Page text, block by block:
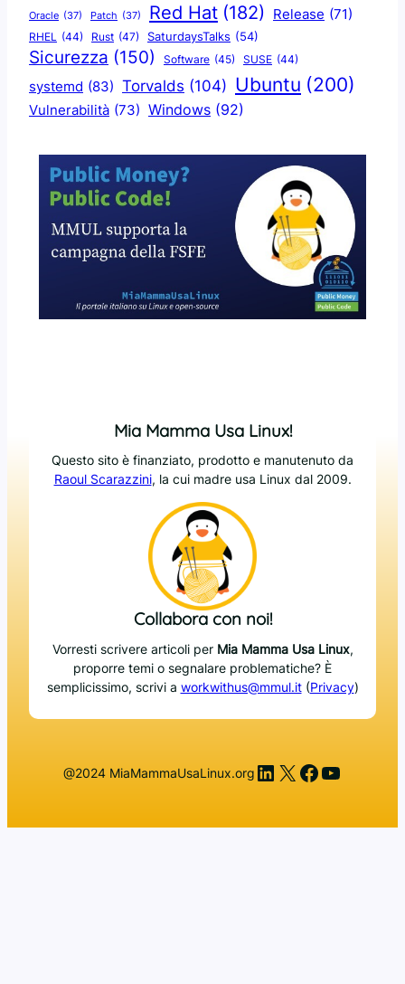
Oracle (37) Patch (37) Red Hat (182) Release (71)
RHEL (44) Rust (47) SaturdaysTalks (54)
Sicurezza (150) Software (45) SUSE (44)
systemd (83) Torvalds (104) Ubuntu (200)
Vulnerabilità (73) Windows (92)
Mia Mamma Usa Linux!
Questo sito è finanziato, prodotto e manutenuto da
Raoul Scarazzini, la cui madre usa Linux dal 2009.
Collabora con noi!
Vorresti scrivere articoli per Mia Mamma Usa Linux,
proporre temi o segnalare problematiche? È
semplicissimo, scrivi a workwithus@mmul.it(Privacy)
@2024 MiaMammaUsaLinux.org LinkedIn
X Facebook